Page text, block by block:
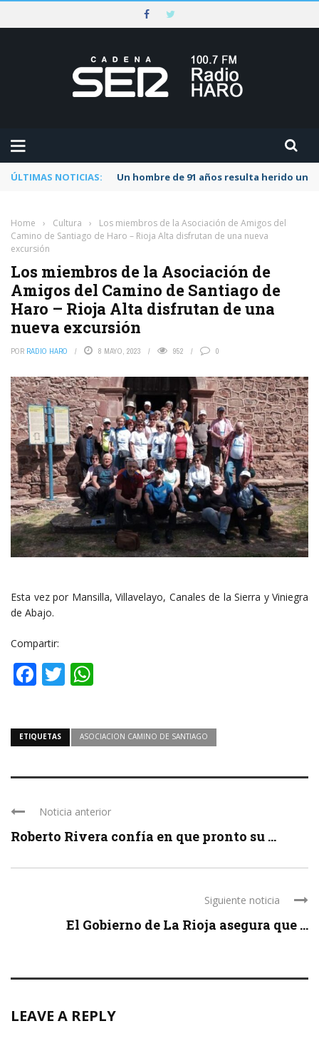
ÚLTIMAS NOTICIAS: Un hombre de 91 años resulta herido
Home › Cultura ›
Los miembros de la Asociación de Amigos del
Camino de Santiago de Haro – Rioja Alta disfrutan de una nueva
excursión
Los miembros de la Asociación de
Amigos del Camino de Santiago de
Haro – Rioja Alta disfrutan de una
nueva excursión
POR RADIO HARO 8 MAYO, 2023 952 0
Esta vez por Mansilla, Villavelayo, Canales de la Sierra y Viniegra
de Abajo.
Compartir:
Facebook
Twitter
ETIQUETAS ASOCIACION CAMINO DE SANTIAGO
Noticia anterior
Roberto Rivera confía en que pronto su ...
Siguiente noticia
El Gobierno de La Rioja asegura que ...
LEAVE A REPLY